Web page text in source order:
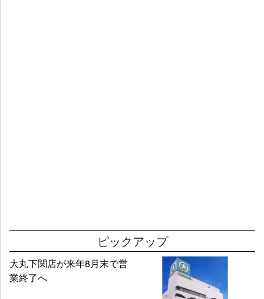
ピックアップ
大丸下関店が来年8月末で営
業終了へ